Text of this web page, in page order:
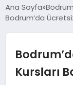
BODRUM
SIYASET
Ana Sayfa Bodrum
Bodrum’da
Kursları